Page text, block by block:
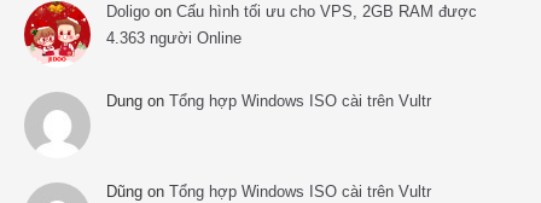
Doligo on Cấu hình tối ưu cho VPS, 2GB RAM được
4.363 người Online
Dung on Tổng hợp Windows ISO cài trên Vultr
Dũng on Tổng hợp Windows ISO cài trên Vultr